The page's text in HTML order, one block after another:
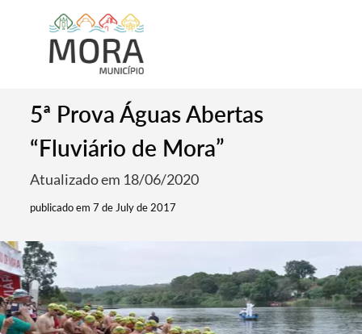
5ª Prova Águas Abertas
“Fluviário de Mora”
Atualizado em 18/06/2020
publicado em 7 de July de 2017